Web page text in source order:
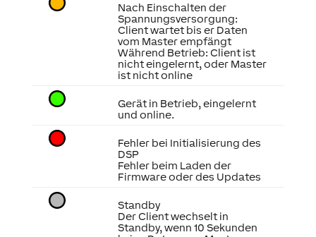
Nach Einschalten der
Spannungsversorgung:
Client wartet bis er Daten
vom Master empfängt
Während Betrieb: Client ist
nicht eingelernt, oder Master
ist nicht online
Gerät in Betrieb, eingelernt
und online.
Fehler bei Initialisierung des
DSP
Fehler beim Laden der
Firmware oder des Updates
Standby
Der Client wechselt in
Standby, wenn 10 Sekunden